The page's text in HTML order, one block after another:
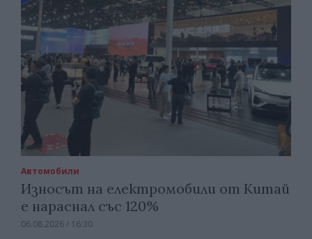
Автомобили
Износът на електромобили от Китай
е нараснал със 120%
06.08.2026 / 16:30